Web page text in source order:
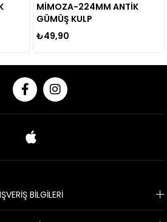
MİMOZA-224MM ANTİK
GÜMÜŞ KULP
₺49,90
BİLGİLERİ